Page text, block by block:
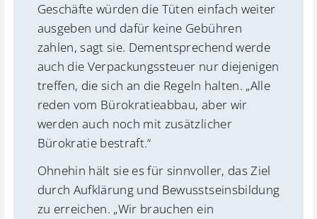
Geschäfte würden die Tüten einfach weiter
ausgeben und dafür keine Gebühren
zahlen, sagt sie. Dementsprechend werde
auch die Verpackungssteuer nur diejenigen
treffen, die sich an die Regeln halten. „Alle
reden vom Bürokratieabbau, aber wir
werden auch noch mit zusätzlicher
Bürokratie bestraft.“
Ohnehin hält sie es für sinnvoller, das Ziel
durch Aufklärung und Bewusstseinsbildung
zu erreichen. „Wir brauchen ein